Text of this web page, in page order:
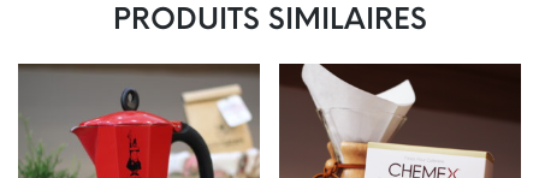
PRODUITS SIMILAIRES